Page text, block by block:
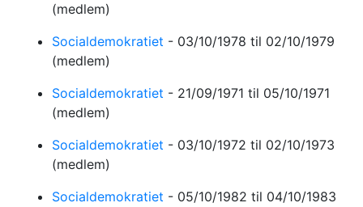
(medlem)
Socialdemokratiet - 03/10/1978 til 02/10/1979
(medlem)
Socialdemokratiet - 21/09/1971 til 05/10/1971
(medlem)
Socialdemokratiet - 03/10/1972 til 02/10/1973
(medlem)
Socialdemokratiet - 05/10/1982 til 04/10/1983